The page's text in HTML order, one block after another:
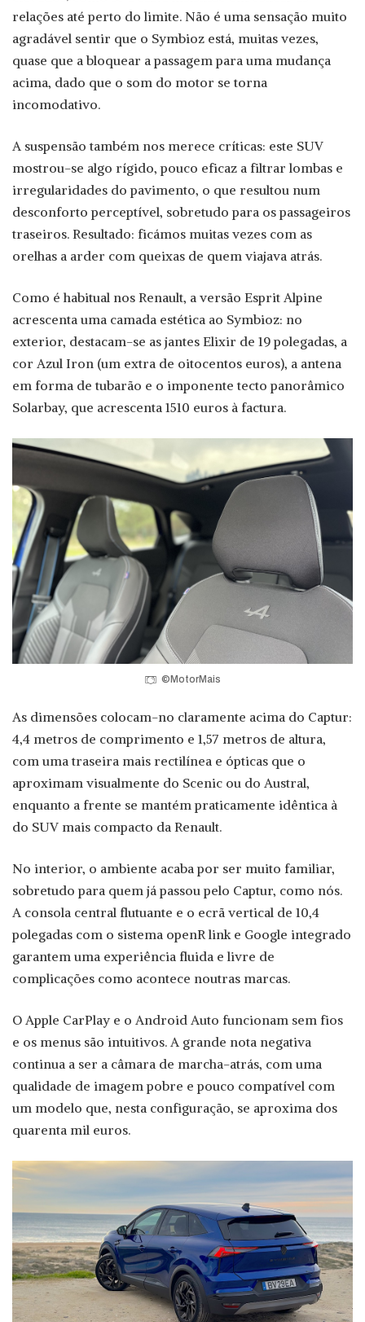
relações até perto do limite. Não é uma sensação muito
agradável sentir que o Symbioz está, muitas vezes,
quase que a bloquear a passagem para uma mudança
acima, dado que o som do motor se torna
incomodativo.
A suspensão também nos merece críticas: este SUV
mostrou-se algo rígido, pouco eficaz a filtrar lombas e
irregularidades do pavimento, o que resultou num
desconforto perceptível, sobretudo para os passageiros
traseiros. Resultado: ficámos muitas vezes com as
orelhas a arder com queixas de quem viajava atrás.
Como é habitual nos Renault, a versão Esprit Alpine
acrescenta uma camada estética ao Symbioz: no
exterior, destacam-se as jantes Elixir de 19 polegadas, a
cor Azul Iron (um extra de oitocentos euros), a antena
em forma de tubarão e o imponente tecto panorâmico
Solarbay, que acrescenta 1510 euros à factura.
©MotorMais
As dimensões colocam-no claramente acima do Captur:
4,4 metros de comprimento e 1,57 metros de altura,
com uma traseira mais rectilínea e ópticas que o
aproximam visualmente do Scenic ou do Austral,
enquanto a frente se mantém praticamente idêntica à
do SUV mais compacto da Renault.
No interior, o ambiente acaba por ser muito familiar,
sobretudo para quem já passou pelo Captur, como nós.
A consola central flutuante e o ecrã vertical de 10,4
polegadas com o sistema openR link e Google integrado
garantem uma experiência fluida e livre de
complicações como acontece noutras marcas.
O Apple CarPlay e o Android Auto funcionam sem fios
e os menus são intuitivos. A grande nota negativa
continua a ser a câmara de marcha-atrás, com uma
qualidade de imagem pobre e pouco compatível com
um modelo que, nesta configuração, se aproxima dos
quarenta mil euros.